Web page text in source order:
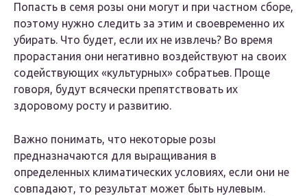
Попасть в семя розы они могут и при частном сборе,
поэтому нужно следить за этим и своевременно их
убирать. Что будет, если их не извлечь? Во время
прорастания они негативно воздействуют на своих
содействующих «культурных» собратьев. Проще
говоря, будут всячески препятствовать их
здоровому росту и развитию.
Важно понимать, что некоторые розы
предназначаются для выращивания в
определенных климатических условиях, если они не
совпадают, то результат может быть нулевым.